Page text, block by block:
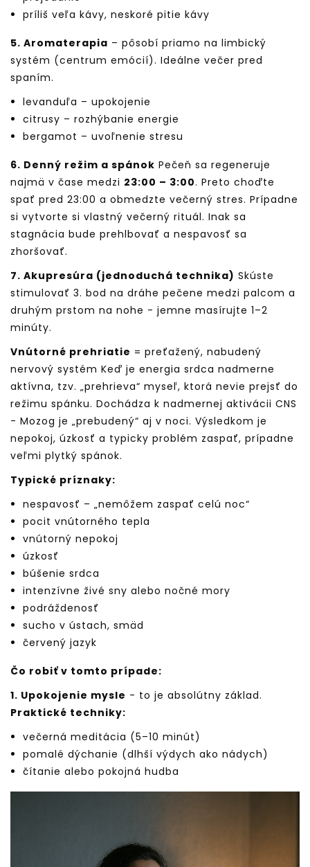
príliš veľa kávy, neskoré pitie kávy
5. Aromaterapia – pôsobí priamo na limbický
systém (centrum emócií). Ideálne večer pred
spaním.
levanduľa – upokojenie
citrusy – rozhýbanie energie
bergamot – uvoľnenie stresu
6. Denný režim a spánok Pečeň sa regeneruje
najmä v čase medzi 23:00 – 3:00. Preto choďte
spať pred 23:00 a obmedzte večerný stres. Prípadne
si vytvorte si vlastný večerný rituál. Inak sa
stagnácia bude prehlbovať a nespavosť sa
zhoršovať.
7. Akupresúra (jednoduchá technika) Skúste
stimulovať 3. bod na dráhe pečene medzi palcom a
druhým prstom na nohe - jemne masírujte 1–2
minúty.
Vnútorné prehriatie = preťažený, nabudený
nervový systém Keď je energia srdca nadmerne
aktívna, tzv. „prehrieva“ myseľ, ktorá nevie prejsť do
režimu spánku. Dochádza k nadmernej aktivácii CNS
- Mozog je „prebudený“ aj v noci. Výsledkom je
nepokoj, úzkosť a typicky problém zaspať, prípadne
veľmi plytký spánok.
Typické príznaky:
nespavosť – „nemôžem zaspať celú noc“
pocit vnútorného tepla
vnútorný nepokoj
úzkosť
búšenie srdca
intenzívne živé sny alebo nočné mory
podráždenosť
sucho v ústach, smäd
červený jazyk
Čo robiť v tomto prípade:
1. Upokojenie mysle - to je absolútny základ.
Praktické techniky:
večerná meditácia (5–10 minút)
pomalé dýchanie (dlhší výdych ako nádych)
čítanie alebo pokojná hudba